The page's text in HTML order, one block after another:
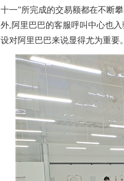
十一”所完成的交易额都在不断
外,阿里巴巴的客服呼叫中心也
设对阿里巴巴来说显得尤为重要。